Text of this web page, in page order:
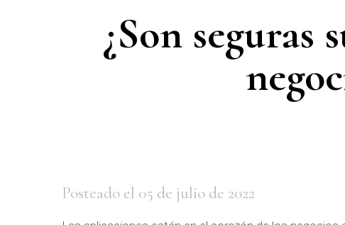
¿Son seguras
Posteado el 05 de julio de 2022